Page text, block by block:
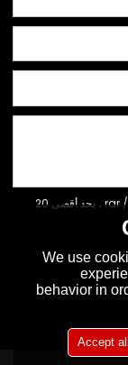
يدعم فقط .rar / .zip / .jpg / .png / .gif / .doc / .xls / .pdf ، بحد أقصى 20
We use
behavior in
Accept all